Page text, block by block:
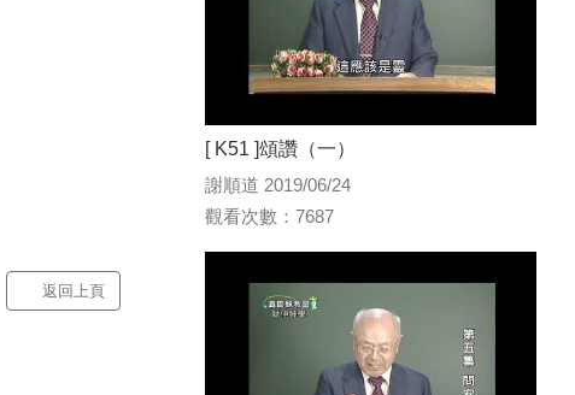
返回上頁
[ K51 ]頌讚（一）
謝順道 2019/06/24
觀看次數：7687